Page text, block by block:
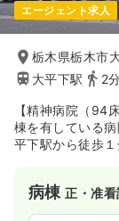
エージェント求人
栃木県栃木市
大平下駅
2
【精神病院（94
棟を有している
平下駅から徒歩
病棟正・准